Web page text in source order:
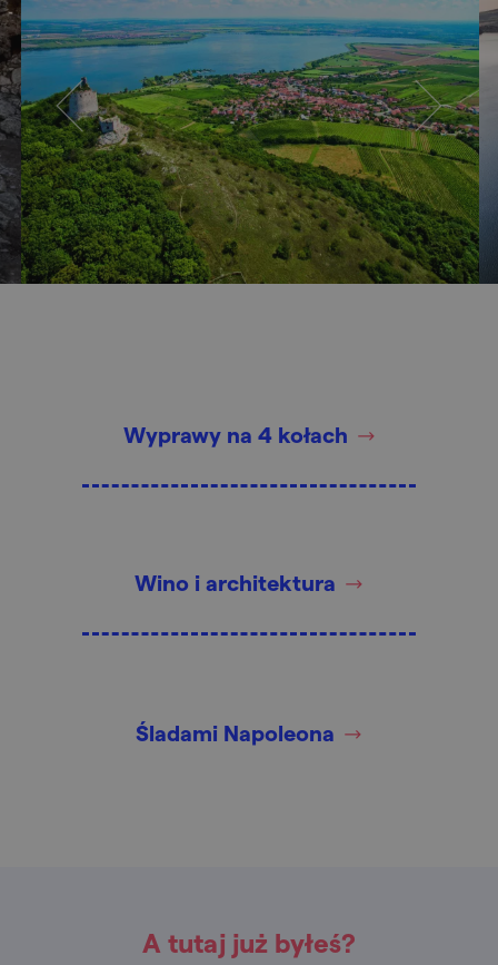
Wyprawy na 4 kołach
Wino i architektura
Śladami Napoleona
A tutaj już byłeś?